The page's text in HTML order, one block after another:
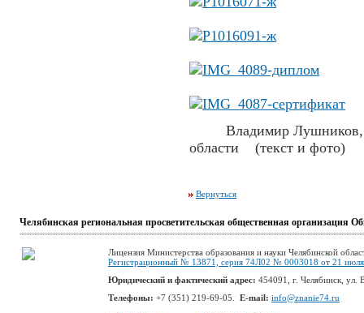
Владимир Лушников,
области (текст и фото)
Вернуться
Челябинская региональная просветительская общественная организация
Лицензия Министерства образования и науки Челябинской
Регистрационный № 13871, серия 74Л02 № 0003018 от 21
Юридический и фактический адрес: 454091, г. Челябинск, ул.
Телефоны: +7 (351) 219-69-05. E-mail: info@znanie74.ru